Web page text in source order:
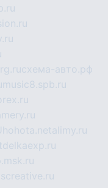
схема-авто.рф
music8.spb.ru
hohota.netalimy.ru